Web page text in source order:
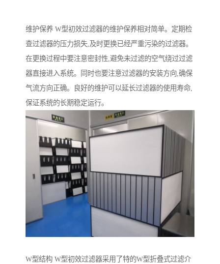
维护保养 W型初效过滤器的维护保养相对简单。定期检
查过滤器的压力损失,及时更换已经严重污染的过滤器。
在更换过程中要注意密封性,避免未过滤的空气绕过过滤
器直接进入系统。同时也要注意过滤器的安装方向,确保
气流方向正确。良好的维护可以延长过滤器的使用寿命,
保证系统的长期稳定运行。
W型结构 W型初效过滤器采用了特的W型折叠式过滤介